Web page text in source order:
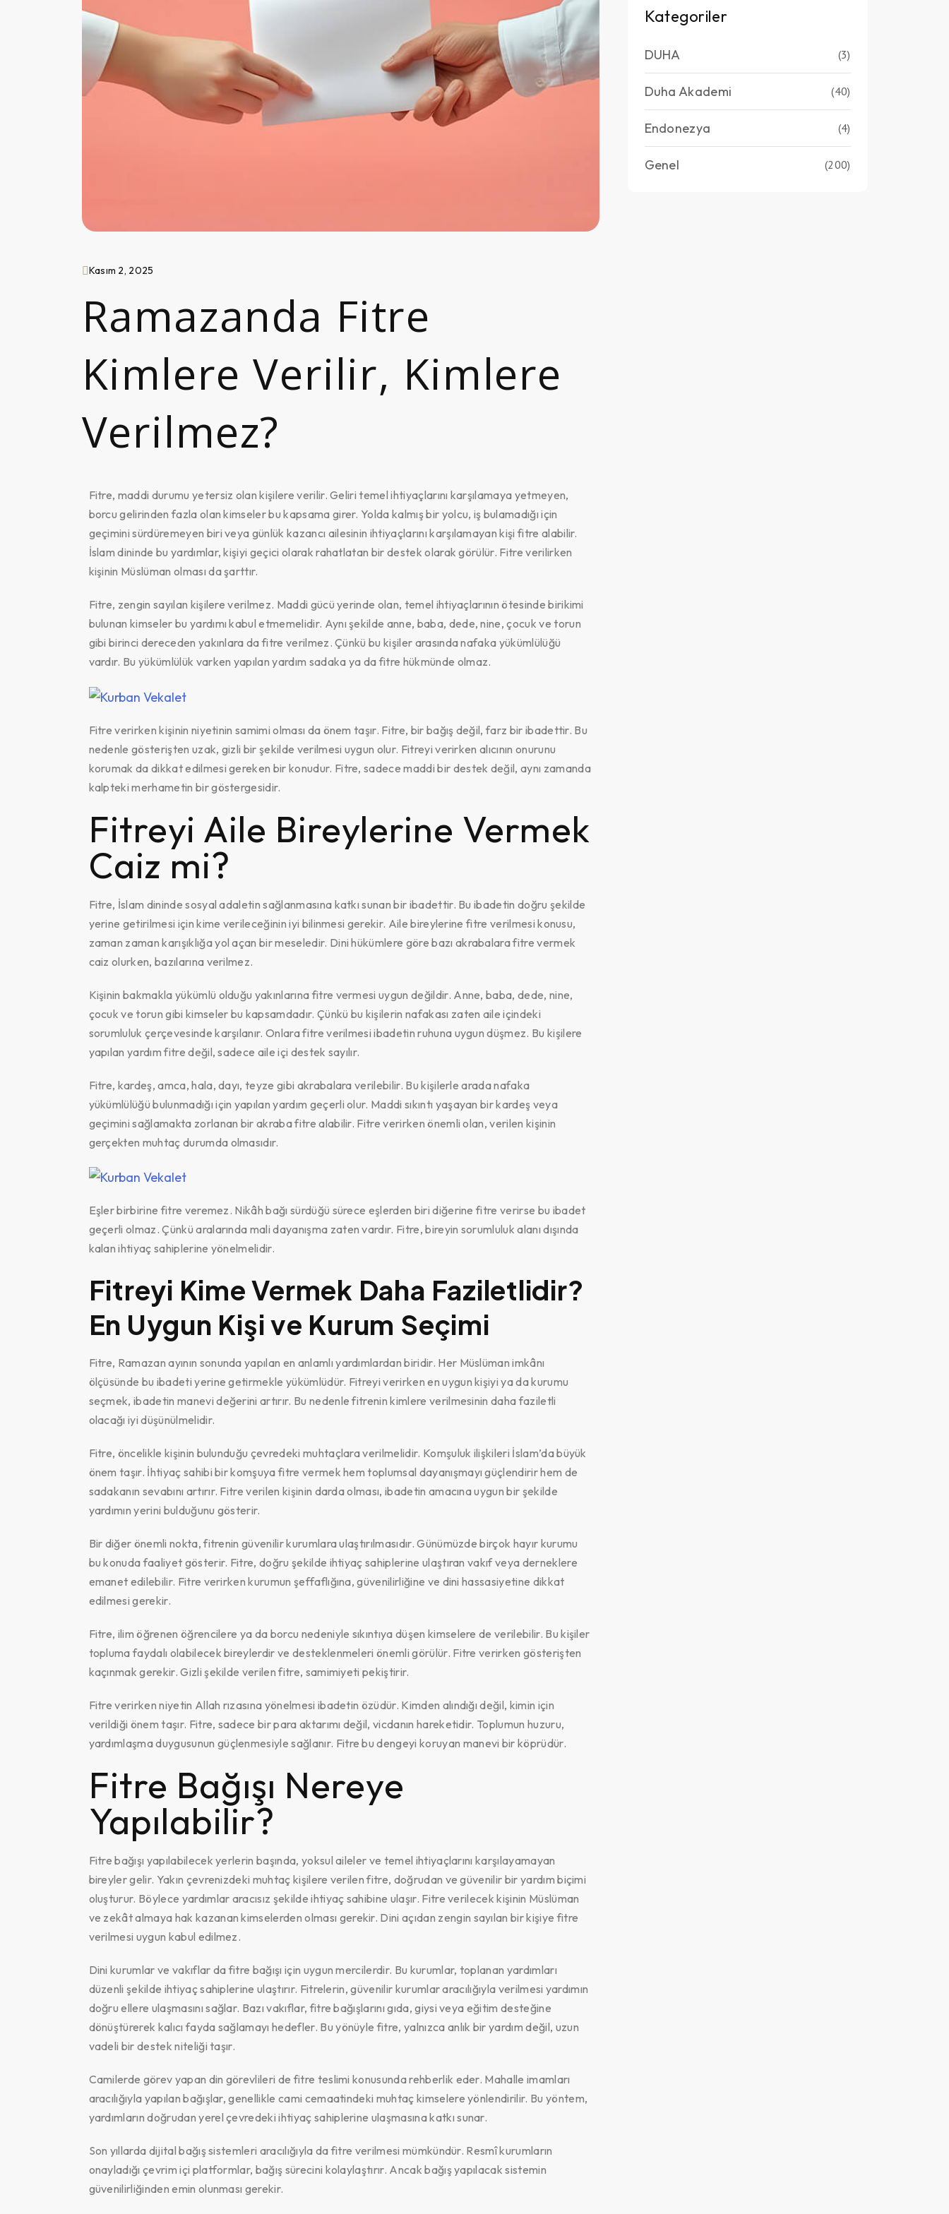
Kasım 2, 2025
Ramazanda Fitre
Kimlere Verilir, Kimlere
Verilmez?
Fitre, maddi durumu yetersiz olan kişilere verilir. Geliri temel ihtiyaçlarını karşılamaya yetmeyen,
borcu gelirinden fazla olan kimseler bu kapsama girer. Yolda kalmış bir yolcu, iş bulamadığı için
geçimini sürdüremeyen biri veya günlük kazancı ailesinin ihtiyaçlarını karşılamayan kişi fitre alabilir.
İslam dininde bu yardımlar, kişiyi geçici olarak rahatlatan bir destek olarak görülür. Fitre verilirken
kişinin Müslüman olması da şarttır.
Fitre, zengin sayılan kişilere verilmez. Maddi gücü yerinde olan, temel ihtiyaçlarının ötesinde birikimi
bulunan kimseler bu yardımı kabul etmemelidir. Aynı şekilde anne, baba, dede, nine, çocuk ve torun
gibi birinci dereceden yakınlara da fitre verilmez. Çünkü bu kişiler arasında nafaka yükümlülüğü
vardır. Bu yükümlülük varken yapılan yardım sadaka ya da fitre hükmünde olmaz.
Fitre verirken kişinin niyetinin samimi olması da önem taşır. Fitre, bir bağış değil, farz bir ibadettir. Bu
nedenle gösterişten uzak, gizli bir şekilde verilmesi uygun olur. Fitreyi verirken alıcının onurunu
korumak da dikkat edilmesi gereken bir konudur. Fitre, sadece maddi bir destek değil, aynı zamanda
kalpteki merhametin bir göstergesidir.
Fitreyi Aile Bireylerine Vermek
Caiz mi?
Fitre, İslam dininde sosyal adaletin sağlanmasına katkı sunan bir ibadettir. Bu ibadetin doğru şekilde
yerine getirilmesi için kime verileceğinin iyi bilinmesi gerekir. Aile bireylerine fitre verilmesi konusu,
zaman zaman karışıklığa yol açan bir meseledir. Dini hükümlere göre bazı akrabalara fitre vermek
caiz olurken, bazılarına verilmez.
Kişinin bakmakla yükümlü olduğu yakınlarına fitre vermesi uygun değildir. Anne, baba, dede, nine,
çocuk ve torun gibi kimseler bu kapsamdadır. Çünkü bu kişilerin nafakası zaten aile içindeki
sorumluluk çerçevesinde karşılanır. Onlara fitre verilmesi ibadetin ruhuna uygun düşmez. Bu kişilere
yapılan yardım fitre değil, sadece aile içi destek sayılır.
Fitre, kardeş, amca, hala, dayı, teyze gibi akrabalara verilebilir. Bu kişilerle arada nafaka
yükümlülüğü bulunmadığı için yapılan yardım geçerli olur. Maddi sıkıntı yaşayan bir kardeş veya
geçimini sağlamakta zorlanan bir akraba fitre alabilir. Fitre verirken önemli olan, verilen kişinin
gerçekten muhtaç durumda olmasıdır.
Eşler birbirine fitre veremez. Nikâh bağı sürdüğü sürece eşlerden biri diğerine fitre verirse bu ibadet
geçerli olmaz. Çünkü aralarında mali dayanışma zaten vardır. Fitre, bireyin sorumluluk alanı dışında
kalan ihtiyaç sahiplerine yönelmelidir.
Fitreyi Kime Vermek Daha Faziletlidir?
En Uygun Kişi ve Kurum Seçimi
Fitre, Ramazan ayının sonunda yapılan en anlamlı yardımlardan biridir. Her Müslüman imkânı
ölçüsünde bu ibadeti yerine getirmekle yükümlüdür. Fitreyi verirken en uygun kişiyi ya da kurumu
seçmek, ibadetin manevi değerini artırır. Bu nedenle fitrenin kimlere verilmesinin daha faziletli
olacağı iyi düşünülmelidir.
Fitre, öncelikle kişinin bulunduğu çevredeki muhtaçlara verilmelidir. Komşuluk ilişkileri İslam’da büyük
önem taşır. İhtiyaç sahibi bir komşuya fitre vermek hem toplumsal dayanışmayı güçlendirir hem de
sadakanın sevabını artırır. Fitre verilen kişinin darda olması, ibadetin amacına uygun bir şekilde
yardımın yerini bulduğunu gösterir.
Bir diğer önemli nokta, fitrenin güvenilir kurumlara ulaştırılmasıdır. Günümüzde birçok hayır kurumu
bu konuda faaliyet gösterir. Fitre, doğru şekilde ihtiyaç sahiplerine ulaştıran vakıf veya derneklere
emanet edilebilir. Fitre verirken kurumun şeffaflığına, güvenilirliğine ve dini hassasiyetine dikkat
edilmesi gerekir.
Fitre, ilim öğrenen öğrencilere ya da borcu nedeniyle sıkıntıya düşen kimselere de verilebilir. Bu kişiler
topluma faydalı olabilecek bireylerdir ve desteklenmeleri önemli görülür. Fitre verirken gösterişten
kaçınmak gerekir. Gizli şekilde verilen fitre, samimiyeti pekiştirir.
Fitre verirken niyetin Allah rızasına yönelmesi ibadetin özüdür. Kimden alındığı değil, kimin için
verildiği önem taşır. Fitre, sadece bir para aktarımı değil, vicdanın hareketidir. Toplumun huzuru,
yardımlaşma duygusunun güçlenmesiyle sağlanır. Fitre bu dengeyi koruyan manevi bir köprüdür.
Fitre Bağışı Nereye
Yapılabilir?
Fitre bağışı yapılabilecek yerlerin başında, yoksul aileler ve temel ihtiyaçlarını karşılayamayan
bireyler gelir. Yakın çevrenizdeki muhtaç kişilere verilen fitre, doğrudan ve güvenilir bir yardım biçimi
oluşturur. Böylece yardımlar aracısız şekilde ihtiyaç sahibine ulaşır. Fitre verilecek kişinin Müslüman
ve zekât almaya hak kazanan kimselerden olması gerekir. Dini açıdan zengin sayılan bir kişiye fitre
verilmesi uygun kabul edilmez.
Dini kurumlar ve vakıflar da fitre bağışı için uygun mercilerdir. Bu kurumlar, toplanan yardımları
düzenli şekilde ihtiyaç sahiplerine ulaştırır. Fitrelerin, güvenilir kurumlar aracılığıyla verilmesi yardımın
doğru ellere ulaşmasını sağlar. Bazı vakıflar, fitre bağışlarını gıda, giysi veya eğitim desteğine
dönüştürerek kalıcı fayda sağlamayı hedefler. Bu yönüyle fitre, yalnızca anlık bir yardım değil, uzun
vadeli bir destek niteliği taşır.
Camilerde görev yapan din görevlileri de fitre teslimi konusunda rehberlik eder. Mahalle imamları
aracılığıyla yapılan bağışlar, genellikle cami cemaatindeki muhtaç kimselere yönlendirilir. Bu yöntem,
yardımların doğrudan yerel çevredeki ihtiyaç sahiplerine ulaşmasına katkı sunar.
Son yıllarda dijital bağış sistemleri aracılığıyla da fitre verilmesi mümkündür. Resmî kurumların
onayladığı çevrim içi platformlar, bağış sürecini kolaylaştırır. Ancak bağış yapılacak sistemin
güvenilirliğinden emin olunması gerekir.
Kategoriler
DUHA (3)
Duha Akademi (40)
Endonezya (4)
Genel (200)